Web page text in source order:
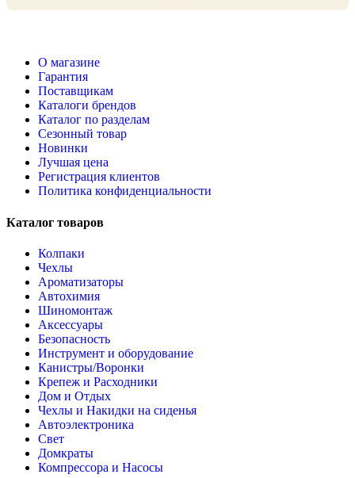
О магазине
Гарантия
Поставщикам
Каталоги брендов
Каталог по разделам
Сезонный товар
Новинки
Лучшая цена
Регистрация клиентов
Политика конфиденциальности
Каталог товаров
Колпаки
Чехлы
Ароматизаторы
Автохимия
Шиномонтаж
Аксессуары
Безопасность
Инструмент и оборудование
Канистры/Воронки
Крепеж и Расходники
Дом и Отдых
Чехлы и Накидки на сиденья
Автоэлектроника
Свет
Домкраты
Компрессора и Насосы